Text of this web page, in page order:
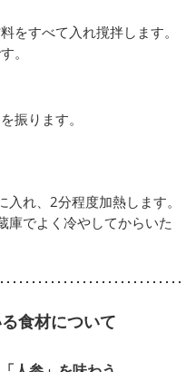
をすべて入れ撹拌します。
。
振ります。
れ、2分程度加熱します。
庫でよく冷やしてからいた
食材について